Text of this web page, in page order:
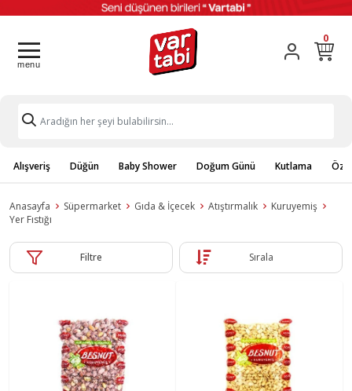
0
Alışveriş Düğün Baby Shower Doğum Günü Kutlama
Anasayfa Süpermarket Gıda & İçecek Atıştırmalık
Kuruyemiş
Yer Fıstığı
Filtre Sırala